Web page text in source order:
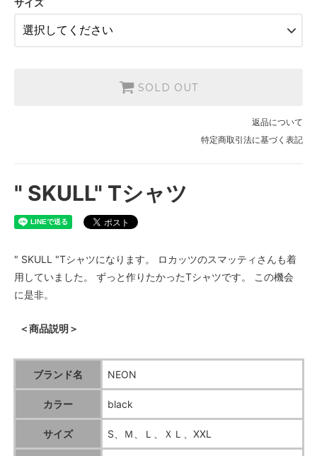
XXL
SOLD OUT
返品について
特定商取引法に基づく表記
" SKULL" Tシャツ
" SKULL "Tシャツになります。 ロカッツのスマッティさんも着
用していました。 ずっと作りたかったTシャツです。 この機会
に是非。
＜商品説明＞
ブランド名 NEON
カラー black
サイズ S、Ｍ、Ｌ、ＸＬ、XXL